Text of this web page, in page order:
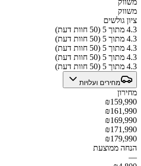
משווק
ציון גולשים
4.3 מתוך 5 (50 חוות דעת)
4.3 מתוך 5 (50 חוות דעת)
4.3 מתוך 5 (50 חוות דעת)
4.3 מתוך 5 (50 חוות דעת)
4.3 מתוך 5 (50 חוות דעת)
מחירים ועלויות
מחירון
₪159,990
₪161,990
₪169,990
₪171,990
₪179,990
הנחה ממוצעת
—